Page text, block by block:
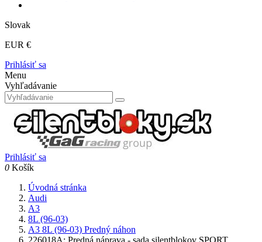
Slovak
EUR €
Prihlásiť sa
Menu
Vyhľadávanie
Prihlásiť sa
0 Košík
Úvodná stránka
Audi
A3
8L (96-03)
A3 8L (96-03) Predný náhon
226018A: Predná náprava - sada silentblokov SPORT